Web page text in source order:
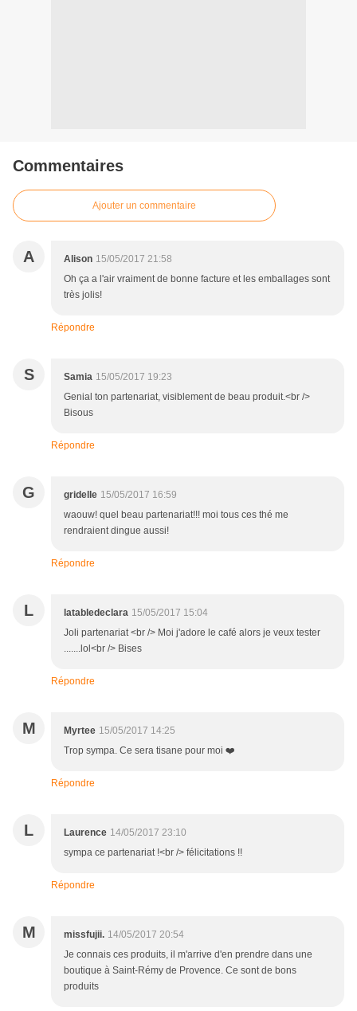
Commentaires
Ajouter un commentaire
A Alison 15/05/2017 21:58
Oh ça a l'air vraiment de bonne facture et les emballages sont
très jolis!
Répondre
S Samia 15/05/2017 19:23
Genial ton partenariat, visiblement de beau produit.<br />
Bisous
Répondre
G gridelle 15/05/2017 16:59
waouw! quel beau partenariat!!! moi tous ces thé me
rendraient dingue aussi!
Répondre
L latabledeclara 15/05/2017 15:04
Joli partenariat <br /> Moi j'adore le café alors je veux tester
.......lol<br /> Bises
Répondre
M Myrtee 15/05/2017 14:25
Trop sympa. Ce sera tisane pour moi ❤️
Répondre
L Laurence 14/05/2017 23:10
sympa ce partenariat !<br /> félicitations !!
Répondre
M missfujii. 14/05/2017 20:54
Je connais ces produits, il m'arrive d'en prendre dans une
boutique à Saint-Rémy de Provence. Ce sont de bons
produits